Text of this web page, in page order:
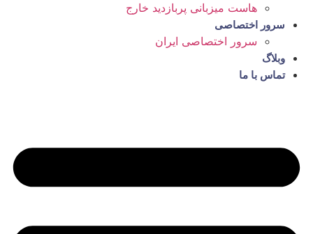
هاست میزبانی پربازدید خارج
سرور اختصاصی
سرور اختصاصی ایران
وبلاگ
تماس با ما